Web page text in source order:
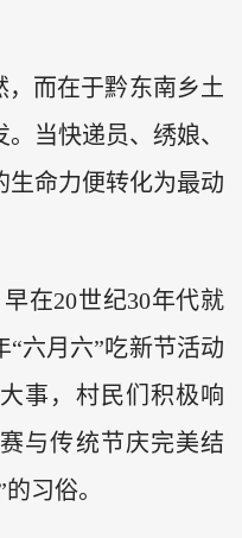
而在于黔东南乡土
当快递员、绣娘、
生命力便转化为最动
在20世纪30年代就
“六月六”吃新节活动
事，村民们积极响
与传统节庆完美结
习俗。